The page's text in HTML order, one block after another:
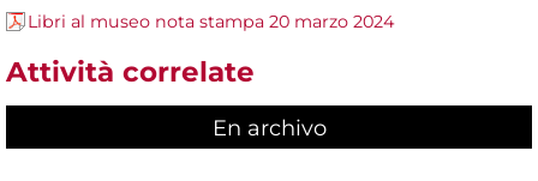
Libri al museo nota stampa 20 marzo 2024
Attività correlate
En archivo